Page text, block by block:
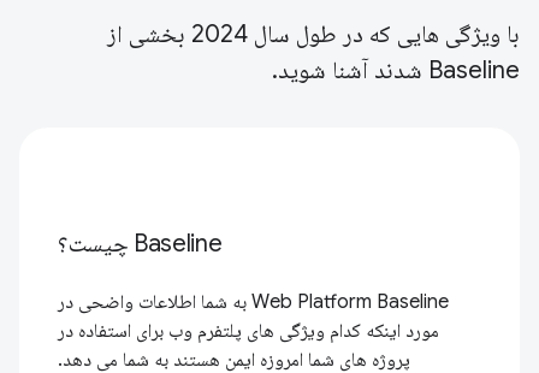
با ویژگی هایی که در طول سال 2024 بخشی از
Baseline شدند آشنا شوید.
Baseline چیست؟
Web Platform Baseline به شما اطلاعات واضحی در
مورد اینکه کدام ویژگی های پلتفرم وب برای استفاده در
پروژه های شما امروزه ایمن هستند به شما می دهد.